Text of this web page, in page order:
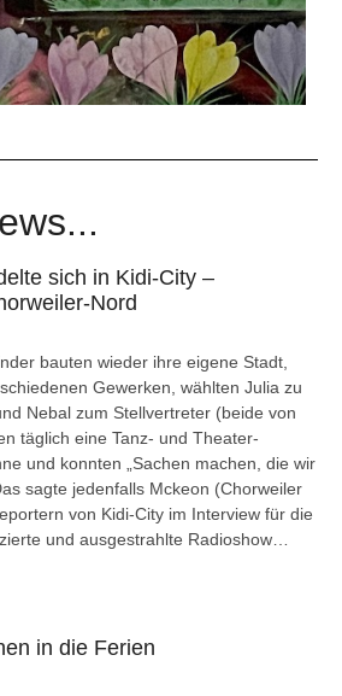
sich in Kidi-City –
Nord
bauten wieder ihre eigene Stadt,
Gewerken, wählten Julia zu
Nebal zum Stellvertreter (beide von
täglich eine Tanz- und Theater-
und konnten „Sachen machen, die wir
sagte jedenfalls Mckeon (Chorweiler
von Kidi-City im Interview für die
und ausgestrahlte Radioshow…
in die Ferien